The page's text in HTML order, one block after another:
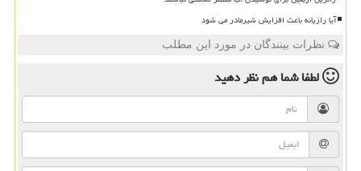
آیا رازیانه باعث افزایش شیرمادر می شود
نظرات بینندگان در مورد این مطلب
لطفا شما همنظر دهید